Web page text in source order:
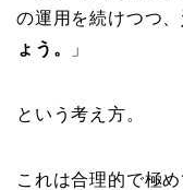
の運用を続けつつ、
ょう。
」
という考え方。
これは合理的で極